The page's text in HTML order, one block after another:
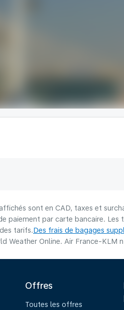
sont en CAD, taxes et
paiement par carte bancaire.
tarifs.Des frais de bagages
Weather Online. Air France-KLM
Offres
Toutes les offres